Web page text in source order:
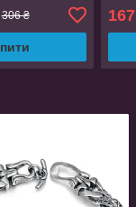
306 ₴